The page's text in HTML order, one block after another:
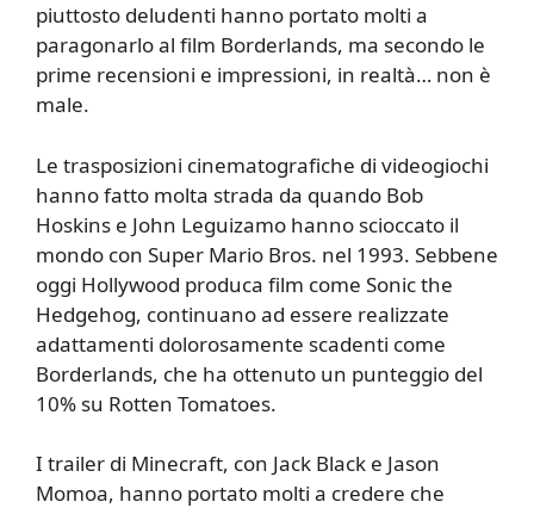
piuttosto deludenti hanno portato molti a
paragonarlo al film Borderlands, ma secondo le
prime recensioni e impressioni, in realtà… non è
male.
Le trasposizioni cinematografiche di videogiochi
hanno fatto molta strada da quando Bob
Hoskins e John Leguizamo hanno scioccato il
mondo con Super Mario Bros. nel 1993. Sebbene
oggi Hollywood produca film come Sonic the
Hedgehog, continuano ad essere realizzate
adattamenti dolorosamente scadenti come
Borderlands, che ha ottenuto un punteggio del
10% su Rotten Tomatoes.
I trailer di Minecraft, con Jack Black e Jason
Momoa, hanno portato molti a credere che